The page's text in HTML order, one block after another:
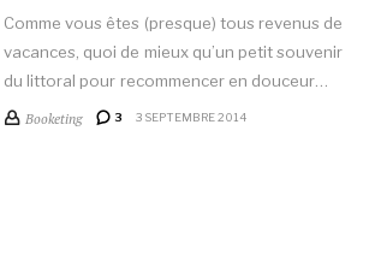
Comme vous êtes (presque) tous revenus de
vacances, quoi de mieux qu’un petit souvenir
du littoral pour recommencer en douceur…
Booketing 3 3 SEPTEMBRE 2014